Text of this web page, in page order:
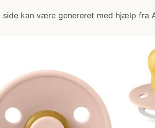
side kan være genereret med hjælp fra